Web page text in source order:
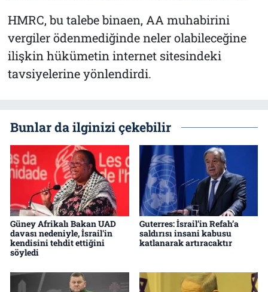
HMRC, bu talebe binaen, AA muhabirini
vergiler ödenmediğinde neler olabileceğine
ilişkin hükümetin internet sitesindeki
tavsiyelerine yönlendirdi.
Bunlar da ilginizi çekebilir
Güney Afrikalı Bakan UAD
davası nedeniyle, İsrail'in
kendisini tehdit ettiğini
söyledi
Guterres: İsrail’in Refah’a
saldırısı insani kabusu
katlanarak artıracaktır